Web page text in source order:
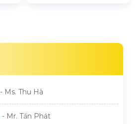
- Ms. Thu Hà
- Mr. Tấn Phát